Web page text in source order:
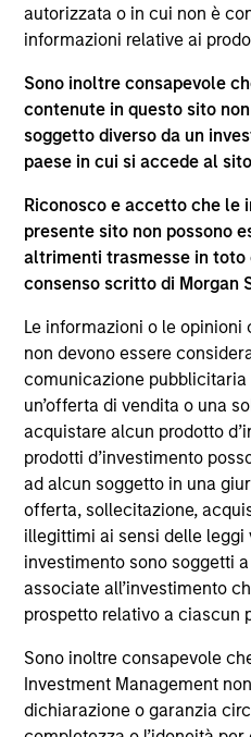
autorizzata o in cui non è
informazioni relative ai
Sono inoltre consapevole
contenute in questo sito
soggetto diverso da un
paese in cui si accede al
Riconosco e accetto che le
presente sito non possono
altrimenti trasmesse in toto
consenso scritto di Morgan
Le informazioni o le
non devono essere
comunicazione pubblicitaria
un’offerta di vendita o una
acquistare alcun prodotto
prodotti d’investimento
ad alcun soggetto in una
offerta, sollecitazione,
illegittimi ai sensi delle
investimento sono soggetti
associate all’investimento
prospetto relativo a ciascun
Sono inoltre consapevole
Investment Management
dichiarazione o garanzia
https://
a titolo gratuito presso la
L-2633 Senningerberg, R.C.S.
Le informazioni relative agli
Comparto e una sintesi dei
disponibili sul sito web sopra
Inoltre, gli investitori italiani
visione del “Modulo
Application Form), mentre la
supplementari per Hong
Hong Kong Investors”)
in lingua tedesca del
documento contenente
investitori (KID o KIID), dello
annuali e semestrali e
essere ottenute dal
rappresentante in Svizzera è
11, rue du Général-Dufour,
in Svizzera è Banque
1204 Ginevra.
Se la società di gestione del
di cessare l’accordo di
in un Paese del SEE in cui
lo farà nel rispetto delle
rinvia alla pagina del
Tutti i dati di performance
del patrimonio netto (NAV), al